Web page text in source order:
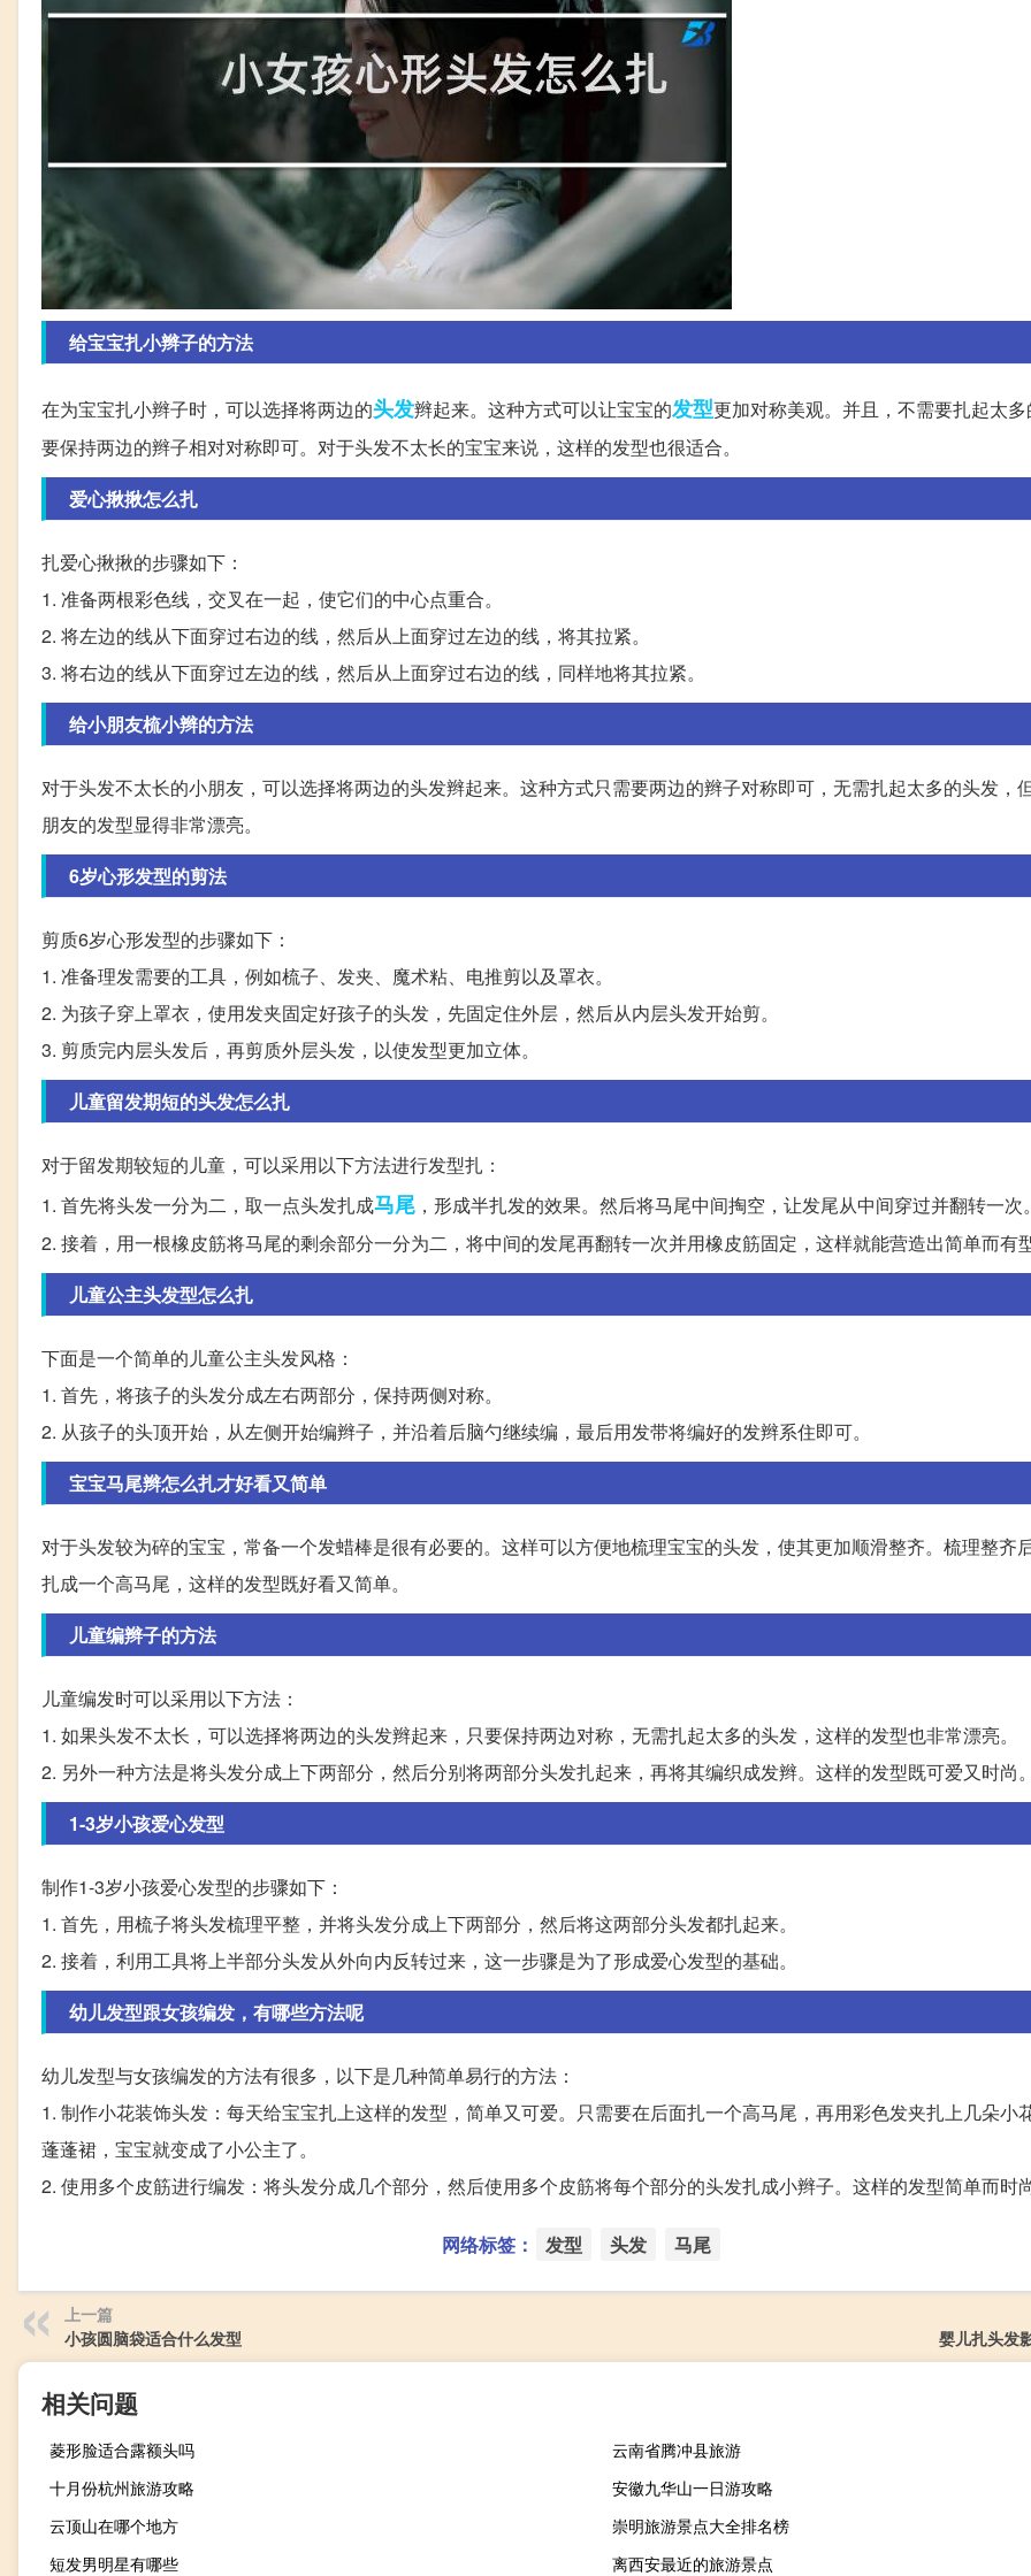
给宝宝扎小辫子的方法
在为宝宝扎小辫子时，可以选择将两边的头发辫起来。这种方式可以让宝宝的发型更加对称美观。并且，不需要扎起太
要保持两边的辫子相对对称即可。对于头发不太长的宝宝来说，这样的发型也很适合。
爱心揪揪怎么扎
扎爱心揪揪的步骤如下：
1. 准备两根彩色线，交叉在一起，使它们的中心点重合。
2. 将左边的线从下面穿过右边的线，然后从上面穿过左边的线，将其拉紧。
3. 将右边的线从下面穿过左边的线，然后从上面穿过右边的线，同样地将其拉紧。
给小朋友梳小辫的方法
对于头发不太长的小朋友，可以选择将两边的头发辫起来。这种方式只需要两边的辫子对称即可，无需扎起太多的头发，
朋友的发型显得非常漂亮。
6岁心形发型的剪法
剪质6岁心形发型的步骤如下：
1. 准备理发需要的工具，例如梳子、发夹、魔术粘、电推剪以及罩衣。
2. 为孩子穿上罩衣，使用发夹固定好孩子的头发，先固定住外层，然后从内层头发开始剪。
3. 剪质完内层头发后，再剪质外层头发，以使发型更加立体。
儿童留发期短的头发怎么扎
对于留发期较短的儿童，可以采用以下方法进行发型扎：
1. 首先将头发一分为二，取一点头发扎成马尾 ，形成半扎发的效果。然后将马尾中间掏空，让发尾从中间穿过并翻转一次。
2. 接着，用一根橡皮筋将马尾的剩余部分一分为二，将中间的发尾再翻转一次并用橡皮筋固定，这样就能营造出简单而有型
儿童公主头发型怎么扎
下面是一个简单的儿童公主头发风格：
1. 首先，将孩子的头发分成左右两部分，保持两侧对称。
2. 从孩子的头顶开始，从左侧开始编辫子，并沿着后脑勺继续编，最后用发带将编好的发辫系住即可。
宝宝马尾辫怎么扎才好看又简单
对于头发较为碎的宝宝，常备一个发蜡棒是很有必要的。这样可以方便地梳理宝宝的头发，使其更加顺滑整齐。梳理整齐
扎成一个高马尾，这样的发型既好看又简单。
儿童编辫子的方法
儿童编发时可以采用以下方法：
1. 如果头发不太长，可以选择将两边的头发辫起来，只要保持两边对称，无需扎起太多的头发，这样的发型也非常漂亮。
2. 另外一种方法是将头发分成上下两部分，然后分别将两部分头发扎起来，再将其编织成发辫。这样的发型既可爱又时尚。
1-3岁小孩爱心发型
制作1-3岁小孩爱心发型的步骤如下：
1. 首先，用梳子将头发梳理平整，并将头发分成上下两部分，然后将这两部分头发都扎起来。
2. 接着，利用工具将上半部分头发从外向内反转过来，这一步骤是为了形成爱心发型的基础。
幼儿发型跟女孩编发，有哪些方法呢
幼儿发型与女孩编发的方法有很多，以下是几种简单易行的方法：
1. 制作小花装饰头发：每天给宝宝扎上这样的发型，简单又可爱。只需要在后面扎一个高马尾，再用彩色发夹扎上几朵小
蓬蓬裙，宝宝就变成了小公主了。
2. 使用多个皮筋进行编发：将头发分成几个部分，然后使用多个皮筋将每个部分的头发扎成小辫子。这样的发型简单而时尚
网络标签： 发型 头发 马尾
上一篇
小孩圆脑袋适合什么发型
婴儿扎头发
相关问题
菱形脸适合露额头吗
云南省腾冲县旅游
十月份杭州旅游攻略
安徽九华山一日游攻略
云顶山在哪个地方
崇明旅游景点大全排名榜
短发男明星有哪些
离西安最近的旅游景点